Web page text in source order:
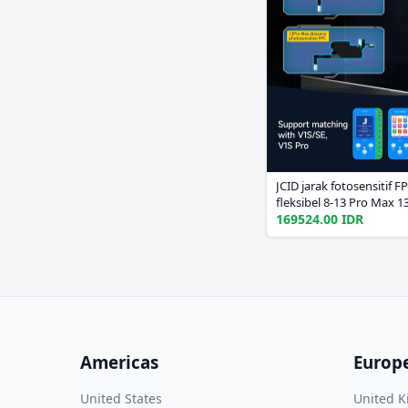
JCID jarak fotosensitif
fleksibel 8-13 Pro Max
memecahkan penerima
masalah benar Tone
169524.00 IDR
Americas
United States United